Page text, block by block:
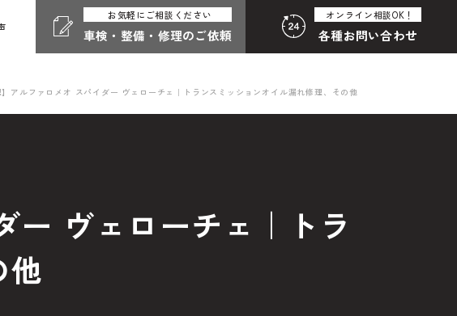
10:00 - 18:30（月曜定休）
の お問い合わせフォームはこちら
お気軽にご相談ください
車検・整備・ 修理のご依頼
オンライン相談OK！
各種お問い合わせ
】アルファロメオ スパイダー ヴェローチェ｜トランスミッションオイル漏れ修理、その他
ー ヴェローチェ｜トラ
他